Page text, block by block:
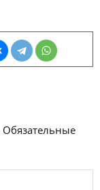
Обязательные